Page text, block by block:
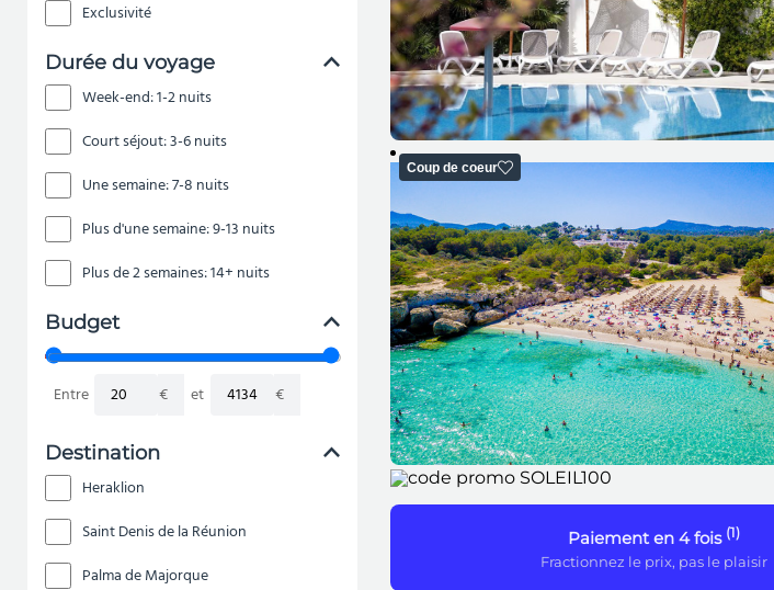
Exclusivité
Durée du voyage
Week-end: 1-2 nuits
Court séjout: 3-6 nuits
Une semaine: 7-8 nuits
Plus d'une semaine: 9-13 nuits
Plus de 2 semaines: 14+ nuits
Budget
Entre € et €
Destination
Heraklion
Saint Denis de la Réunion
Palma de Majorque
Coup de coeur
Paiement en 4 fois (1)
Fractionnez le prix, pas le plaisir